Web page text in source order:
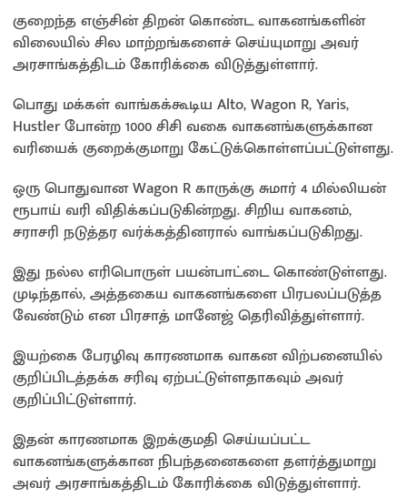
குறைந்த எஞ்சின் திறன் கொண்ட வாகனங்களின்
விலையில் சில மாற்றங்களைச் செய்யுமாறு அவர்
அரசாங்கத்திடம் கோரிக்கை விடுத்துள்ளார்.
பொது மக்கள் வாங்கக்கூடிய Alto, Wagon R, Yaris,
Hustler போன்ற 1000 சிசி வகை வாகனங்களுக்கான
வரியைக் குறைக்குமாறு கேட்டுக்கொள்ளப்பட்டுள்ளது.
ஒரு பொதுவான Wagon R காருக்கு சுமார் 4 மில்லியன்
ரூபாய் வரி விதிக்கப்படுகின்றது. சிறிய வாகனம்,
சராசரி நடுத்தர வர்க்கத்தினரால் வாங்கப்படுகிறது.
இது நல்ல எரிபொருள் பயன்பாட்டை கொண்டுள்ளது.
முடிந்தால், அத்தகைய வாகனங்களை பிரபலப்படுத்த
வேண்டும் என பிரசாத் மானேஜ் தெரிவித்துள்ளார்.
இயற்கை பேரழிவு காரணமாக வாகன விற்பனையில்
குறிப்பிடத்தக்க சரிவு ஏற்பட்டுள்ளதாகவும் அவர்
குறிப்பிட்டுள்ளார்.
இதன் காரணமாக இறக்குமதி செய்யப்பட்ட
வாகனங்களுக்கான நிபந்தனைகளை தளர்த்துமாறு
அவர் அரசாங்கத்திடம் கோரிக்கை விடுத்துள்ளார்.